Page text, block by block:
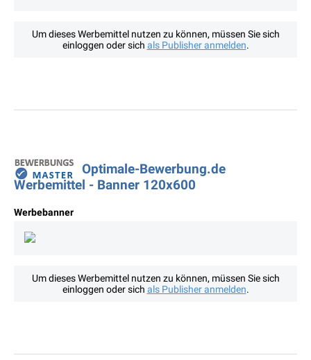
Um dieses Werbemittel nutzen zu können, müssen Sie sich
einloggen oder sich als Publisher anmelden.
Optimale-Bewerbung.de
Werbemittel - Banner 120x600
Werbebanner
Um dieses Werbemittel nutzen zu können, müssen Sie sich
einloggen oder sich als Publisher anmelden.